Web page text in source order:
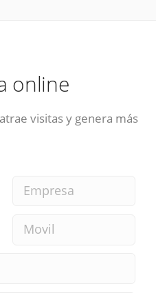
online
visitas y genera más